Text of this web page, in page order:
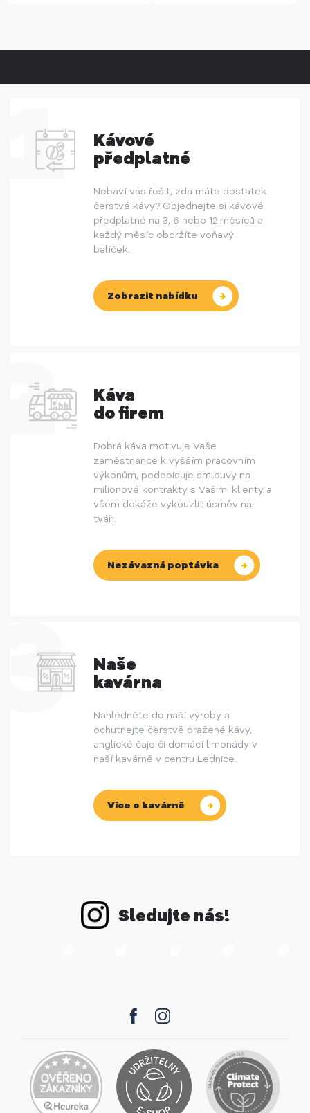
Kávové
předplatné
Nebaví vás řešit, zda máte dostatek
čerstvé kávy? Objednejte si kávové
předplatné na 3, 6 nebo 12 měsíců a
každý měsíc obdržíte voňavý
balíček.
Zobrazit nabídku
Káva
do firem
Dobrá káva motivuje Vaše
zaměstnance k vyšším pracovním
výkonům, podepisuje smlouvy na
milionové kontrakty s Vašimi klienty a
všem dokáže vykouzlit úsměv na
tváři.
Nezávazná poptávka
Naše
kavárna
Nahlédněte do naší výroby a
ochutnejte čerstvě pražené kávy,
anglické čaje či domácí limonády v
naší kavárně v centru Lednice.
Více o kavárně
Sledujte nás!